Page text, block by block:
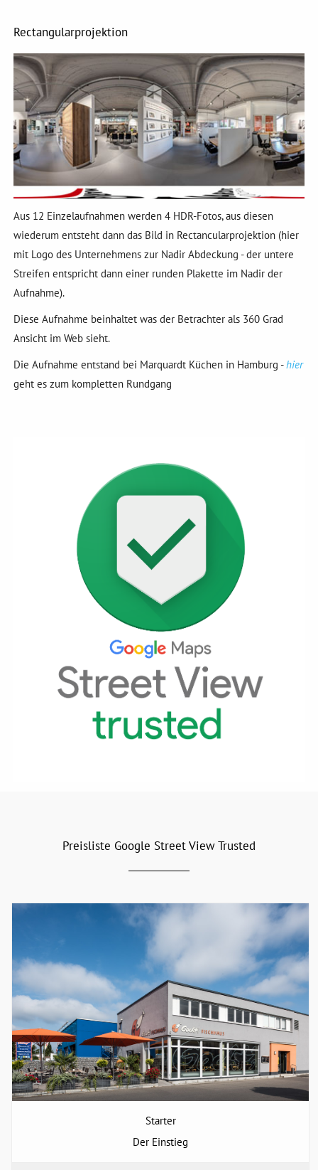
Rectangularprojektion
Aus 12 Einzelaufnahmen werden 4 HDR-Fotos, aus diesen
wiederum entsteht dann das Bild in Rectancularprojektion (hier
mit Logo des Unternehmens zur Nadir Abdeckung - der untere
Streifen entspricht dann einer runden Plakette im Nadir der
Aufnahme).
Diese Aufnahme beinhaltet was der Betrachter als 360 Grad
Ansicht im Web sieht.
Die Aufnahme entstand bei Marquardt Küchen in Hamburg -hier
geht es zum kompletten Rundgang
Preisliste Google Street View Trusted
Starter
Der Einstieg